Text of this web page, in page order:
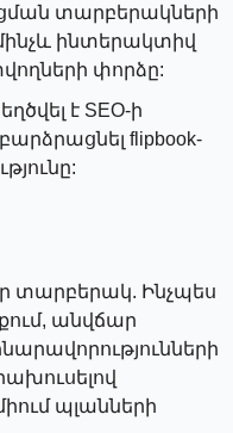
տարբերակների
ինտերակտիվ
փորձը:
է SEO-ի
flipbook-
Ինչպես
անվճար
պլանների